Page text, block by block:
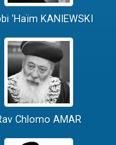
'Haïm KANIEWSKI
Chlomo AMAR